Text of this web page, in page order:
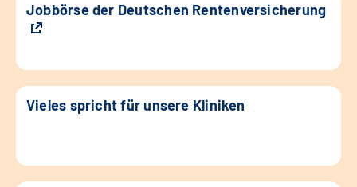
Jobbörse der Deutschen Rentenversicherung
Vieles spricht für unsere Kliniken